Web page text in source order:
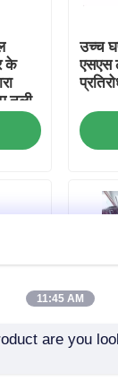
के
नली
उच्च
एसएस
11:45 AM
are you